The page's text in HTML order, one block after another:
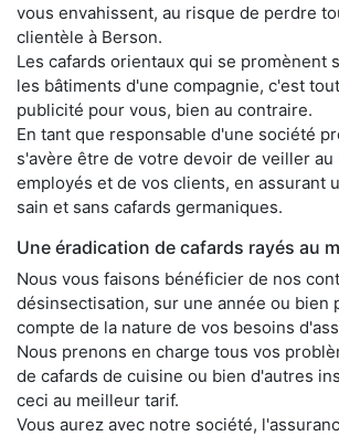
vous envahissent, au risque de perdre
clientèle à Berson.
Les cafards orientaux qui se promènent
les bâtiments d'une compagnie, c'est
publicité pour vous, bien au contraire.
En tant que responsable d'une société
s'avère être de votre devoir de veiller
employés et de vos clients, en assurant
sain et sans cafards germaniques.
Une éradication de cafards rayés au
Nous vous faisons bénéficier de nos
désinsectisation, sur une année ou bien
compte de la nature de vos besoins
Nous prenons en charge tous vos
de cafards de cuisine ou bien d'autres
ceci au meilleur tarif.
Vous aurez avec notre société,